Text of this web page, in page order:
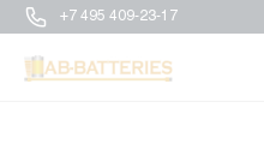
+7 495 409-23-17